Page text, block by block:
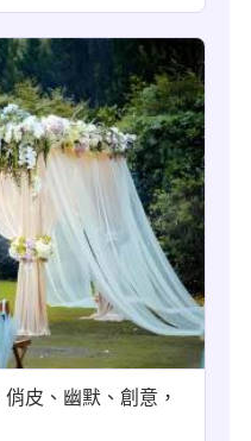
皮、幽默、創意，